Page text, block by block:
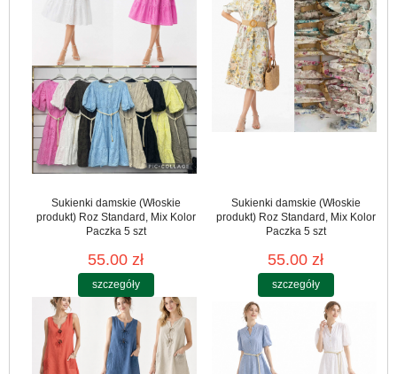
Sukienki damskie (Włoskie
produkt) Roz Standard, Mix Kolor
Paczka 5 szt
55.00 zł
szczegóły
Sukienki damskie (Włoskie
produkt) Roz Standard, Mix Kolor
Paczka 5 szt
55.00 zł
szczegóły